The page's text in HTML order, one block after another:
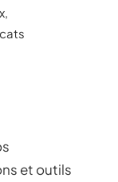
et outils